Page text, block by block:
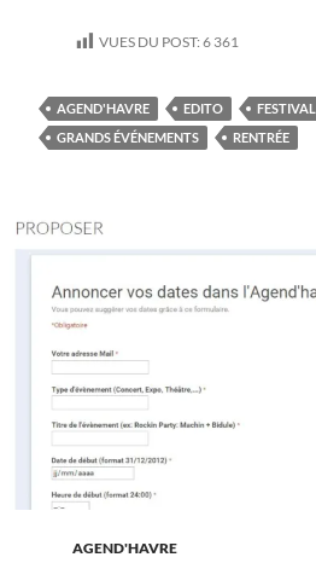
VUES DU POST: 6 361
AGEND'HAVRE EDITO
FESTIVAL
GRANDS ÉVÉNEMENTS
RENTRÉE
AGEND'HAVRE